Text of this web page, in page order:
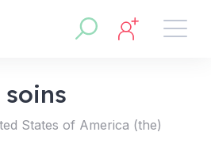
States of America (the)